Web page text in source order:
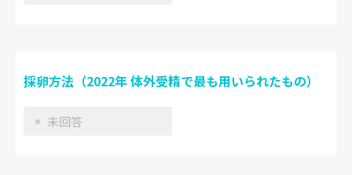
採卵方法（2022年 体外受精で最も用いられたもの）
未回答